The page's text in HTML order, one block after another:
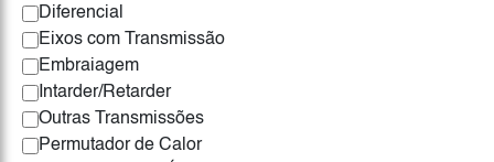
Diferencial
Eixos com Transmissão
Embraiagem
Intarder/Retarder
Outras Transmissões
Permutador de Calor